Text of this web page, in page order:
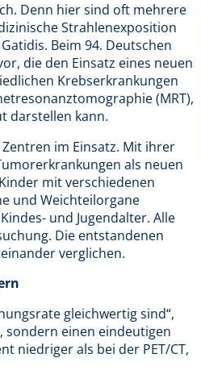
Denn hier sind oft mehrere
Strahlenexposition
Beim 94. Deutschen
die den Einsatz eines neuen
Krebserkrankungen
(MRT),
darstellen kann.
Zentren im Einsatz. Mit ihrer
als neuen
mit verschiedenen
und Weichteilorgane
und Jugendalter. Alle
Die entstandenen
verglichen.
gleichwertig sind“,
sondern einen eindeutigen
niedriger als bei der PET/CT,